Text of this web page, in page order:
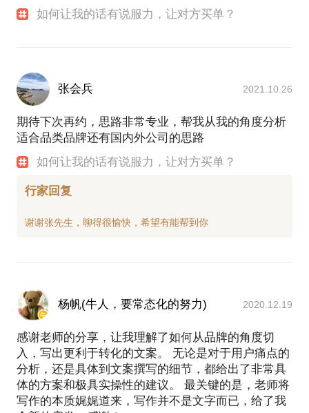
如何让我的话有说服力，让对方买单？
张会兵 2021.10.26
期待下次再约，思路非常专业，帮我从我的角度分析
适合品类品牌还有国内外公司的思路
如何让我的话有说服力，让对方买单？
行家回复
杨帆(牛人，要常态化的努力) 2020.12.19
感谢老师的分享，让我理解了如何从品牌的角度切
入，写出更利于转化的文案。 无论是对于用户痛点的
分析，还是具体到文案撰写的细节，都给出了非常具
体的方案和极具实操性的建议。 最关键的是，老师将
写作的本质娓娓道来，写作并不是文字而已，给了我